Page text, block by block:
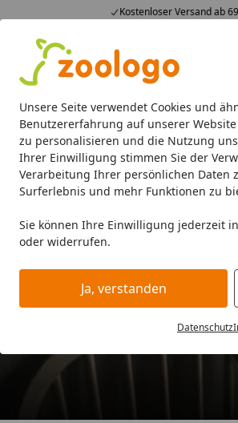
Unsere Seite verwendet Cookies und
Benutzererfahrung auf unserer
zu personalisieren und die Nutzung
Ihrer Einwilligung stimmen Sie der
Verarbeitung Ihrer persönlichen Daten
Surferlebnis und mehr Funktionen zu
Sie können Ihre Einwilligung jederzeit
oder widerrufen.
Ja, verstanden
Datenschutz
Kostenloser Versand ab
4,74
23.588 Bewertungen
Alle Produkte
Alle Produkte Angebote
Aquaristik Aquarien